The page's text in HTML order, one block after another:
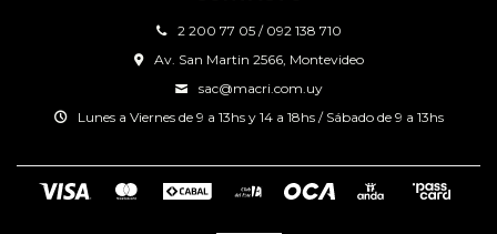
2 200 77 05 / 092 138 710
Av. San Martin 2566, Montevideo
sac@macri.com.uy
Lunes a Viernes de 9 a 13hs y 14 a 18hs / Sábado de 9 a 13hs